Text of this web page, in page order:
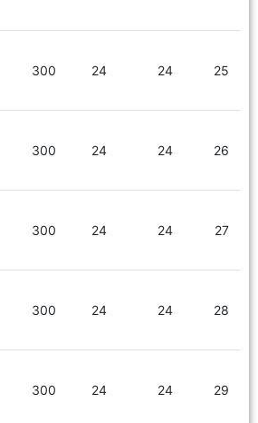
25
24
24
300
26
24
24
300
27
24
24
300
28
24
24
300
29
24
24
300